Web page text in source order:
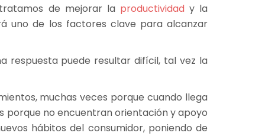
de mejorar la productividad y la
uno de los factores clave para alcanzar
respuesta puede resultar difícil, tal vez la
muchas veces porque cuando llega
porque no encuentran orientación y apoyo
hábitos del consumidor, poniendo de